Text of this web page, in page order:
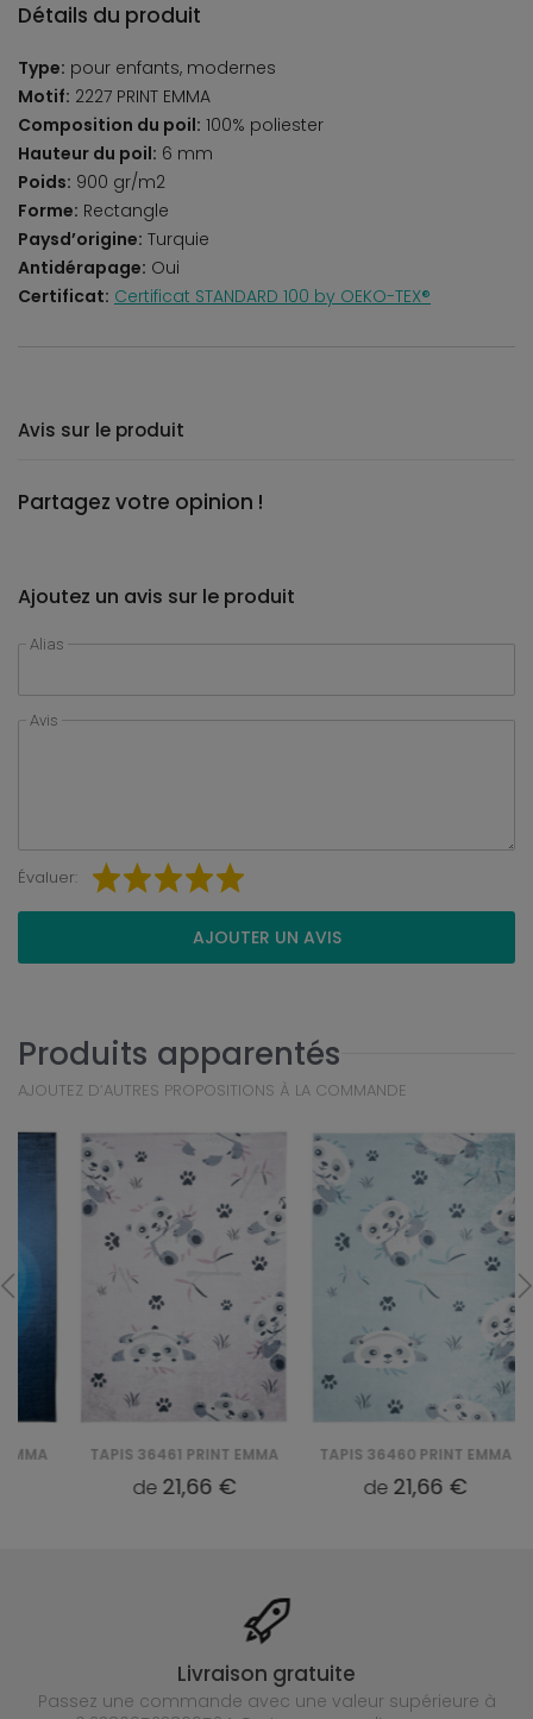
Détails du produit
Type: pour enfants, modernes
Motif: 2227 PRINT EMMA
Composition du poil: 100% poliester
Hauteur du poil: 6 mm
Poids: 900 gr/m2
Forme: Rectangle
Paysd’origine: Turquie
Antidérapage: Oui
Certificat: Certificat STANDARD 100 by OEKO-TEX®
Avis sur le produit
Partagez votre opinion !
Ajoutez un avis sur le produit
Alias
Avis
Évaluer:
AJOUTER UN AVIS
Produits apparentés
AJOUTEZ D’AUTRES PROPOSITIONS À LA COMMANDE
TAPIS 36461 PRINT EMMA
21,66 €
TAPIS 36460 PRINT EMMA
21,66 €
Livraison gratuite
Passez une commande avec une valeur supérieure à